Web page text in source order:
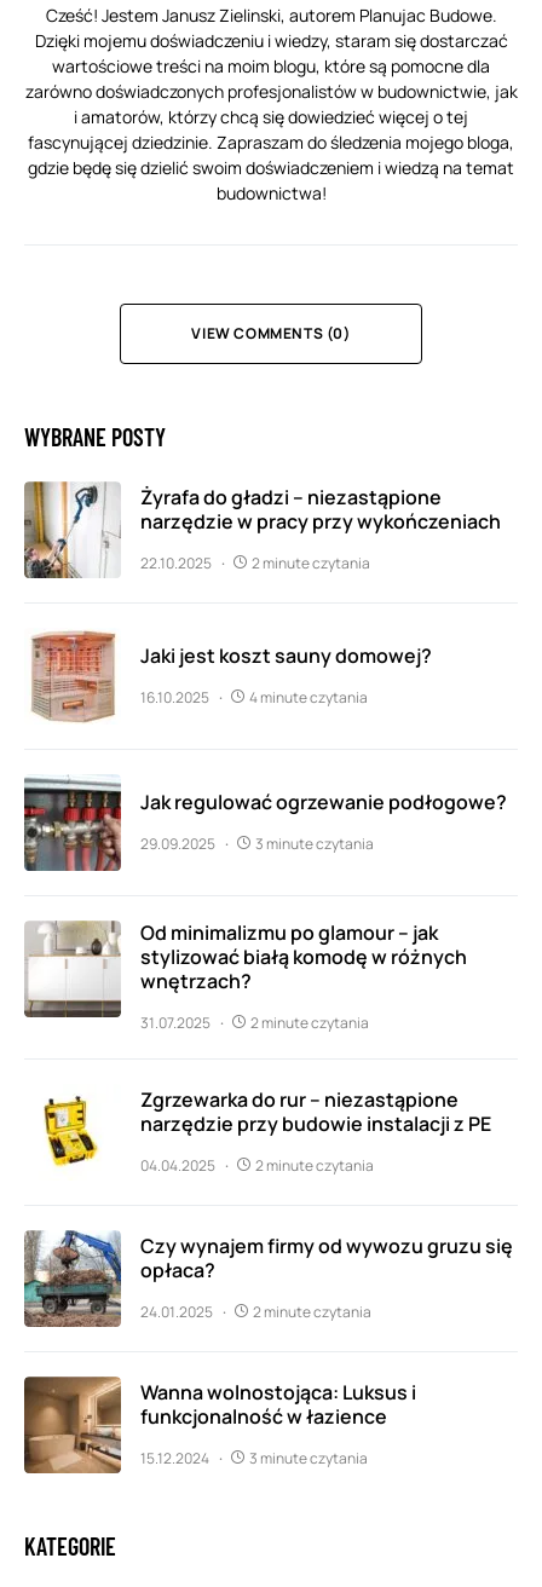
Cześć! Jestem Janusz Zielinski, autorem Planujac Budowe.
Dzięki mojemu doświadczeniu i wiedzy, staram się dostarczać
wartościowe treści na moim blogu, które są pomocne dla
zarówno doświadczonych profesjonalistów w budownictwie, jak
i amatorów, którzy chcą się dowiedzieć więcej o tej
fascynującej dziedzinie. Zapraszam do śledzenia mojego bloga,
gdzie będę się dzielić swoim doświadczeniem i wiedzą na temat
budownictwa!
VIEW COMMENTS (0)
WYBRANE POSTY
Żyrafa do gładzi – niezastąpione
narzędzie w pracy przy wykończeniach
22.10.2025 2 minute czytania
Jaki jest koszt sauny domowej?
16.10.2025 4 minute czytania
Jak regulować ogrzewanie podłogowe?
29.09.2025 3 minute czytania
Od minimalizmu po glamour – jak
stylizować białą komodę w różnych
wnętrzach?
31.07.2025 2 minute czytania
Zgrzewarka do rur – niezastąpione
narzędzie przy budowie instalacji z PE
04.04.2025 2 minute czytania
Czy wynajem firmy od wywozu gruzu się
opłaca?
24.01.2025 2 minute czytania
Wanna wolnostojąca: Luksus i
funkcjonalność w łazience
15.12.2024 3 minute czytania
KATEGORIE